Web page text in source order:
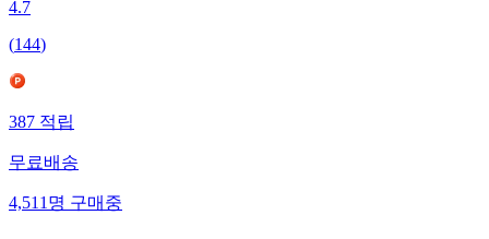
4.7
(144)
387적립
무료배송
4,511명구매중